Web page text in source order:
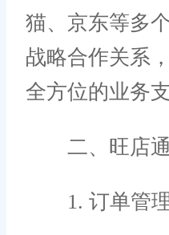
猫、京东等多
战略合作关系
全方位的业务支
二、旺店通
1. 订单管理